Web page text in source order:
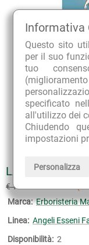
Informativa
Questo sito
per il suo
tuo
specificato
all'utilizzo dei
Chiudendo
impostazioni
Personalizza
LATTE CORPO
€ 17.90 € 16.11
Marca: Erboristeria
Linea: Angeli Esseni
Disponibilità: 2